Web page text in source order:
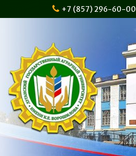
к
+7 (857) 296-60-00